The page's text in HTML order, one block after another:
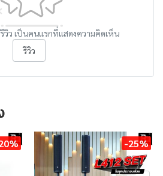
วิว เป็นคนแรกที่แสดงความคิดเห็น
รีวิว
-25%